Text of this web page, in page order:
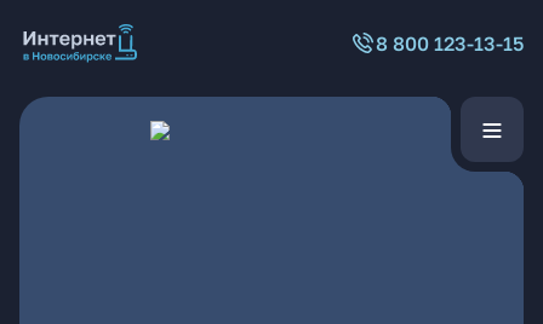
8 800 123-13-15